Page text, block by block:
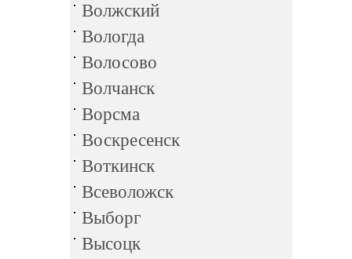
Волжский
Вологда
Волосово
Волчанск
Ворсма
Воскресенск
Воткинск
Всеволожск
Выборг
Высоцк